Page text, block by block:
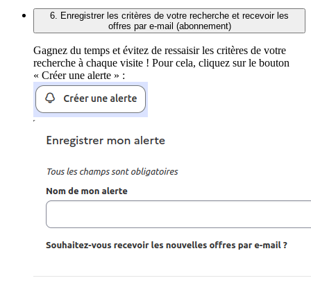
6. Enregistrer les critères de votre recherche et recevoir les
offres par e-mail (abonnement)
Gagnez du temps et évitez de ressaisir les critères de votre
recherche à chaque visite ! Pour cela, cliquez sur le bouton
« Créer une alerte » :